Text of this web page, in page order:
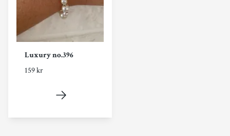
Luxury no.396
159 kr